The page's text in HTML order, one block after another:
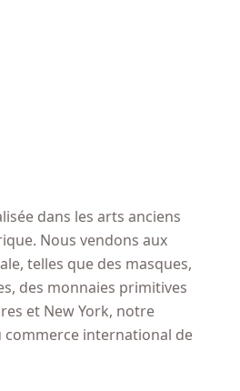
dans les arts anciens
Nous vendons aux
telles que des masques,
des monnaies primitives
et New York, notre
commerce international de